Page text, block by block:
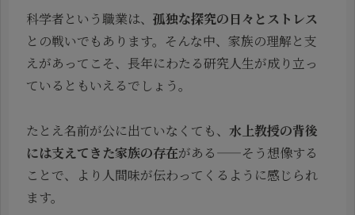
科学者という職業は、 孤独な探究の日々とストレス
との戦いでもあります。そんな中、家族の理解と支
えがあってこそ、長年にわたる研究人生が成り立っ
ているともいえるでしょう。
たとえ名前が公に出ていなくても、 水上教授の背後
には支えてきた家族の存在がある——そう想像する
ことで、より人間味が伝わってくるように感じられ
ます。